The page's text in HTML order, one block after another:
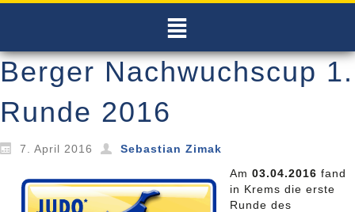
Berger Nachwuchscup 1.
Runde 2016
7. April 2016
Sebastian Zimak
Am 03.04.2016 fand
in Krems die erste
Runde des